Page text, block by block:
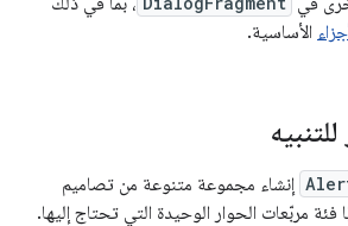
الأساسية.
إنشاء مجموعة متنوعة من تصاميم
فئة مربّعات الحوار الوحيدة التي تحتاج إليها.